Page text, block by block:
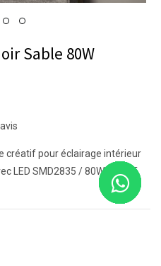
Sable 80W
créatif pour éclairage intérieur
LED SMD2835 / 80W / 2CCT